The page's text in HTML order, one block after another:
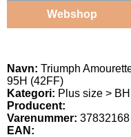
Webshop
Navn: Triumph
95H (42FF)
Kategori: Plus size >
Producent:
Varenummer: 37832168
EAN: